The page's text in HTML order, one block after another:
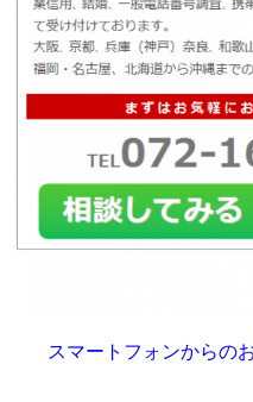
スマートフォンからの